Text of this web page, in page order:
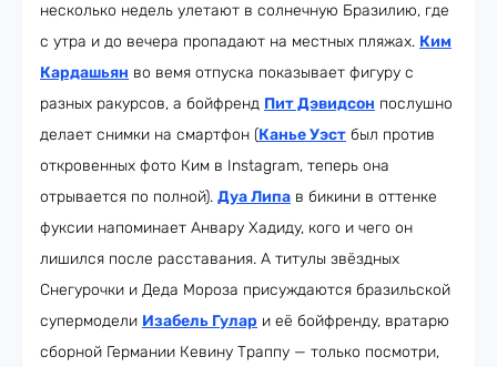
несколько недель улетают в солнечную Бразилию, где
с утра и до вечера пропадают на местных пляжах. Ким
Кардашьян во вемя отпуска показывает фигуру с
разных ракурсов, а бойфренд Пит Дэвидсон послушно
делает снимки на смартфон (Канье Уэст был против
откровенных фото Ким в Instagram, теперь она
отрывается по полной). Дуа Липа в бикини в оттенке
фуксии напоминает Анвару Хадиду, кого и чего он
лишился после расставания. А титулы звёздных
Снегурочки и Деда Мороза присуждаются бразильской
супермодели Изабель Гулар и её бойфренду, вратарю
сборной Германии Кевину Траппу — только посмотри,